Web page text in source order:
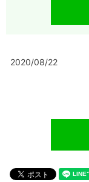
2020/08/22